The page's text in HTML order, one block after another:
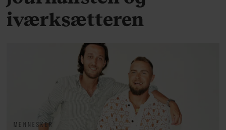
iværksætteren
MENNESKER